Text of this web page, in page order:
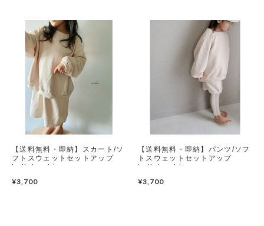
【送料無料・即納】スカート/ソ
フトスウェットセットアップ
bellabambina
¥3,700
【送料無料・即納】パンツ/ソフ
トスウェットセットアップ
bellabambina
¥3,700